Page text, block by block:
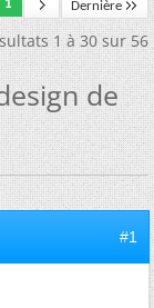
1 Dernière
1 à 30 sur 56
de
#1